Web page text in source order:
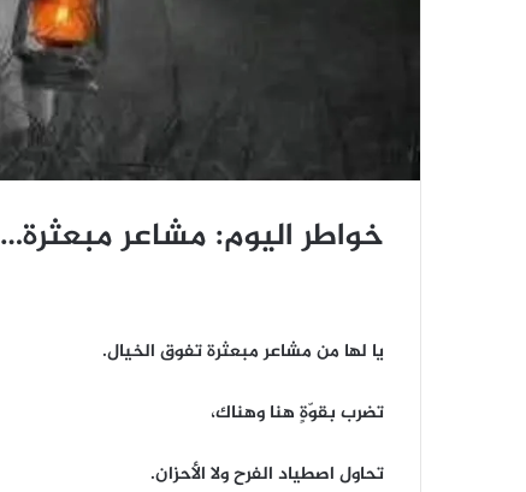
خواطر اليوم: مشاعر مبعثرة…
يا لها من مشاعر مبعثرة تفوق الخيال.
تضرب بقوّةٍ هنا وهناك،
تحاول اصطياد الفرح ولا الأحزان.